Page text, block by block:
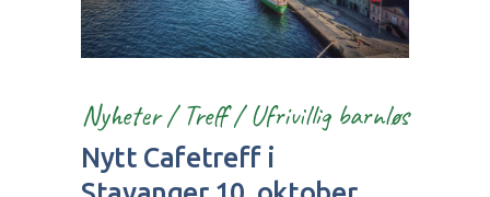
Nyheter/Treff/Ufrivillig barnløs
Nytt Cafetreff i